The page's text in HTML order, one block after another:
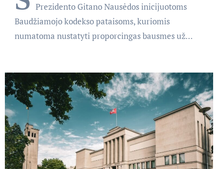
Prezidento Gitano Nausėdos inicijuotoms
Baudžiamojo kodekso pataisoms, kuriomis
numatoma nustatyti proporcingas bausmes už…